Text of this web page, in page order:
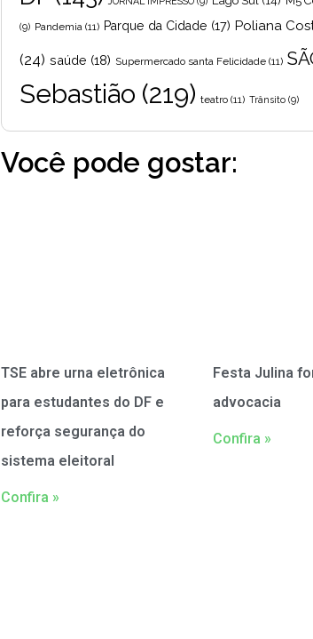
(9) Pandemia (11) Parque da Cidade (17) Poliana
(24) saúde (18) Supermercado santa Felicidade (11)
Sebastião (219) teatro (11) Trânsito (9)
Você pode gostar:
TSE abre urna eletrônica
para estudantes do DF e
reforça segurança do
sistema eleitoral
Confira »
Festa Julina
advocacia
Confira »